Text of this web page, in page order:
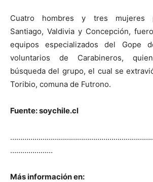
Cuatro hombres y tres mujeres
Santiago, Valdivia y Concepción,
equipos especializados del Gope
voluntarios de Carabineros,
búsqueda del grupo, el cual se
Toribio, comuna de Futrono.
Fuente: soychile.cl
…………………
Más información en: